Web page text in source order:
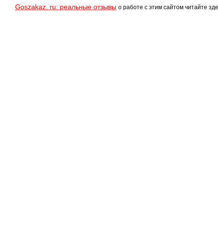
Goszakaz. ru: реальные отзывы о работе с этим сайтом читайте